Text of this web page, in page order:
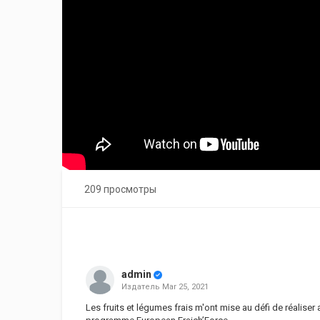
209 просмотры
admin
Издатель Mar 25, 2021
Les fruits et légumes frais m'ont mise au défi de